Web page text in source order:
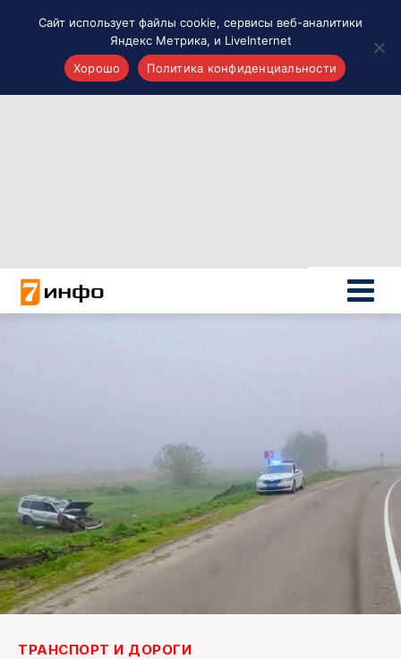
Новости России
Политика
Новости мира
ПОИСК ПО САЙТУ
ТРАНСПОРТ И ДОРОГИ
Сайт использует файлы cookie, сервисы веб-аналитики
Яндекс Метрика, и LiveInternet
Хорошо
Политика конфиденциальности